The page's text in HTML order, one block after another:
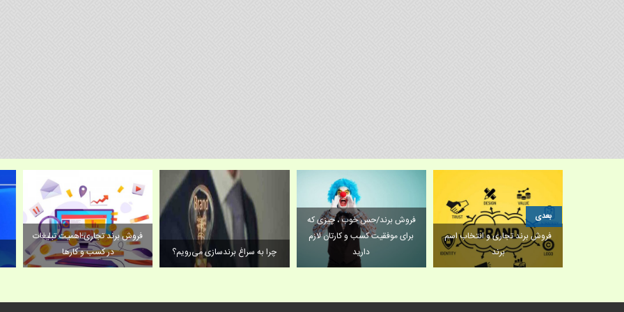
فروش برند تجاری؛اهمیت تبلیغات
در کسب و کارها
چرا به سراغ برندسازی می‌رویم؟
فروش برند/حس خوب ، چیزی که
برای موفقیت کسب و کارتان لازم
دارید
فروش برند تجاری و انتخاب اسم
برند
بعدی